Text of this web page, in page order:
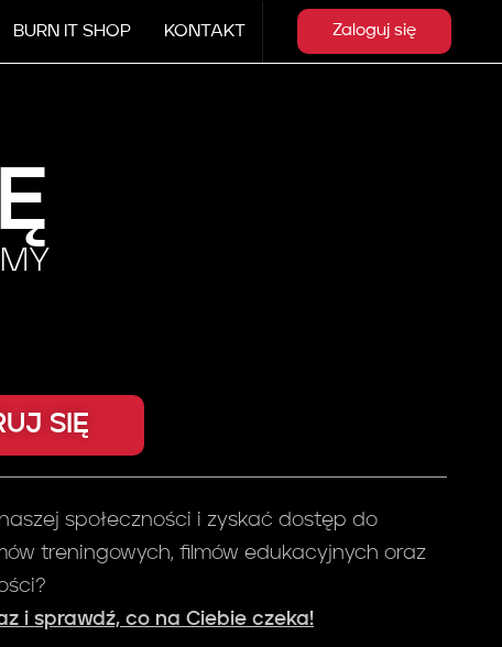
Zaloguj się
BURN IT SHOP KONTAKT
SIĘ
społeczności i zyskać dostęp do
treningowych, filmów edukacyjnych oraz
i sprawdź, co na Ciebie czeka!